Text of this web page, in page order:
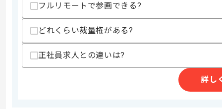
精算・お支払い
精算基準時間
商談回数
2回
フルリモートで参画できる?
どれくらい裁量権がある?
正社員求人との違いは?
詳し